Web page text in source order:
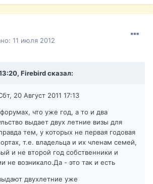
11 июля 2012
Firebird сказал:
20 Август 2011 17:13
что уже год, а то и два
выдает двух летние визы для
тем, у которых не первая годовая
т.е. владельца и их членам семей,
и не второй год собственники и
не возникало.Да - это так и есть
двухлетние уже